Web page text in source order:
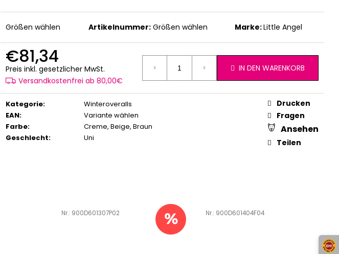
Größen wählen Artikelnummer: Größen wählen Marke:Little Angel
€81,34
Preis inkl. gesetzlicher MwSt.
Versandkostenfrei ab 80,00€
IN DEN WARENKORB
Kategorie:
Winteroveralls
EAN:
Variante wählen
Farbe: Creme, Beige, Braun
Geschlecht: Uni
Drucken
Fragen
Ansehen
Teilen
Art.-Nr.: 900D601307P02 Art.-Nr.: 900D601404F04